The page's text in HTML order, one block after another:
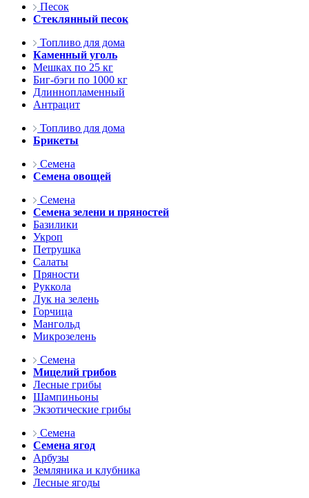
Песок
Стеклянный песок
Топливо для дома
Каменный уголь
Мешках по 25 кг
Биг-бэги по 1000 кг
Длиннопламенный
Антрацит
Топливо для дома
Брикеты
Семена
Семена овощей
Семена
Семена зелени и пряностей
Базилики
Укроп
Петрушка
Салаты
Пряности
Руккола
Лук на зелень
Горчица
Мангольд
Микрозелень
Семена
Мицелий грибов
Лесные грибы
Шампиньоны
Экзотические грибы
Семена
Семена ягод
Арбузы
Земляника и клубника
Лесные ягоды